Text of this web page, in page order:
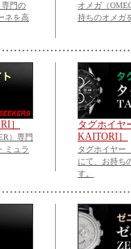
専門の
ネを高
オメガ（
持ちのオメガ
］
）専門
ミュラ
タグホイヤ
KAITORI］
タグホイヤー
にて、お持ち
す。